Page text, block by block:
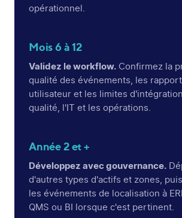
opérationnel.
Mois 6 à 12
Validez le workflow. Confirmez la
qualité des événements, les
utilisateur et les limites
qualité, l'IT et les opérations.
Année 2 et +
Développez avec gouvernance.
d'autres types d'actifs et zones,
les événements de localisation à
QMS ou BI lorsque c'est pertinent.